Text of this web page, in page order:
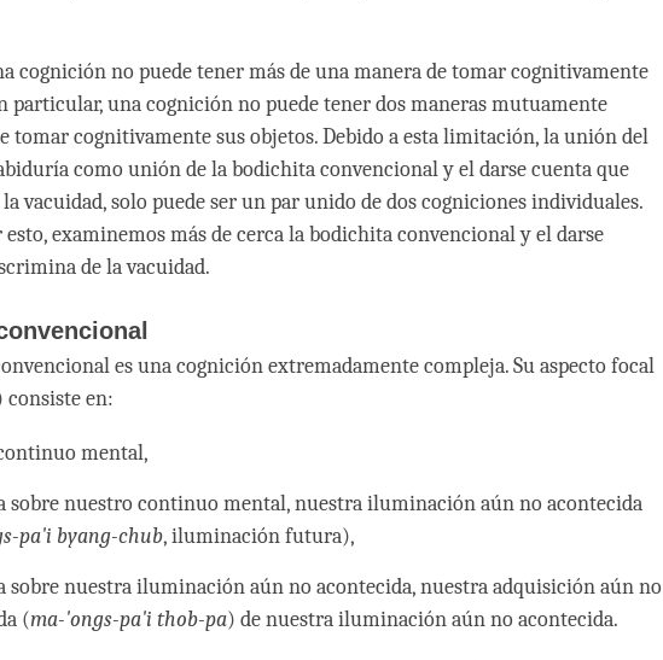
cognición no puede tener más de una manera de tomar cognitivamente
particular, una cognición no puede tener dos maneras mutuamente
tomar cognitivamente sus objetos. Debido a esta limitación, la unión del
como unión de la bodichita convencional y el darse cuenta que
vacuidad, solo puede ser un par unido de dos cogniciones individuales.
esto, examinemos más de cerca la bodichita convencional y el darse
de la vacuidad.
es una cognición extremadamente compleja. Su aspecto focal
consiste en:
mental,
sobre nuestro continuo mental, nuestra iluminación aún no acontecida
pa'i byang-chub, iluminación futura),
sobre nuestra iluminación aún no acontecida, nuestra adquisición aún no
(ma-'ongs-pa'i thob-pa) de nuestra iluminación aún no acontecida.